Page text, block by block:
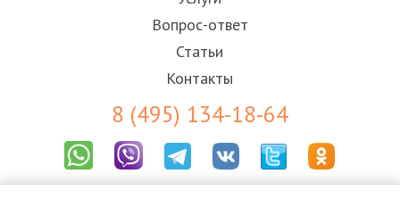
Вопрос-ответ
Статьи
Контакты
8 (495) 134-18-64